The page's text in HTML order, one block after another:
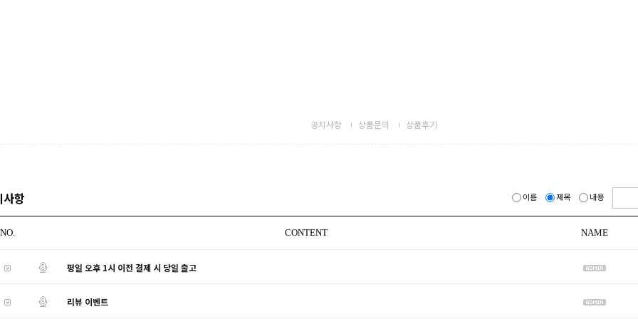
공지사항 상품문의 상품후기
항 이름 제목 내용
NO. CONTENT NAME
평일 오후 1시 이전 결제 시 당일 출고
리뷰 이벤트